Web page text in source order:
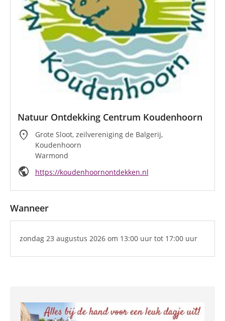
Natuur Ontdekking Centrum Koudenhoorn
location_on
Grote Sloot, zeilvereniging de Balgerij,
Koudenhoorn
Warmond
public https://koudenhoornontdekken.nl
Wanneer
zondag 23 augustus 2026 om 13:00 uur tot 17:00 uur